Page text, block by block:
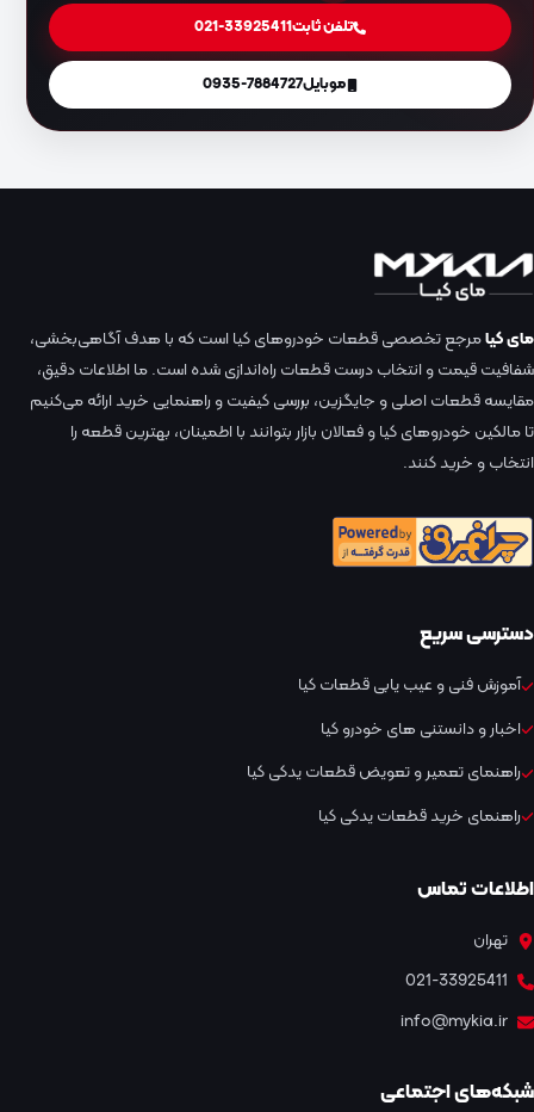
تلفن ثابت021-33925411
موبایل0935-7884727
مای کیامرجع تخصصی قطعات خودروهای کیا است که با هدف آگاهی‌بخشی،
شفافیت قیمت و انتخاب درست قطعات راه‌اندازی شده است. ما اطلاعات دقیق،
مقایسه قطعات اصلی و جایگزین، بررسی کیفیت و راهنمایی خرید ارائه می‌کنیم
تا مالکین خودروهای کیا و فعالان بازار بتوانند با اطمینان، بهترین قطعه را
انتخاب و خرید کنند.
دسترسی سریع
آموزش فنی و عیب یابی قطعات کیا
اخبار و دانستنی های خودرو کیا
راهنمای تعمیر و تعویض قطعات یدکی کیا
راهنمای خرید قطعات یدکی کیا
اطلاعات تماس
تهران
021-33925411
info@mykia.ir
شبکه‌های اجتماعی